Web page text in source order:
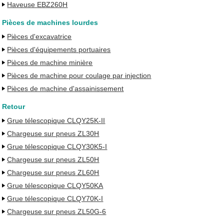
Haveuse EBZ260H
Pièces de machines lourdes
Pièces d'excavatrice
Pièces d'équipements portuaires
Pièces de machine minière
Pièces de machine pour coulage par injection
Pièces de machine d'assainissement
Retour
Grue télescopique CLQY25K-II
Chargeuse sur pneus ZL30H
Grue télescopique CLQY30K5-I
Chargeuse sur pneus ZL50H
Chargeuse sur pneus ZL60H
Grue télescopique CLQY50KA
Grue télescopique CLQY70K-I
Chargeuse sur pneus ZL50G-6